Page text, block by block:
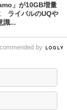
」が10GB増量
ライバルのUQや
識...
by